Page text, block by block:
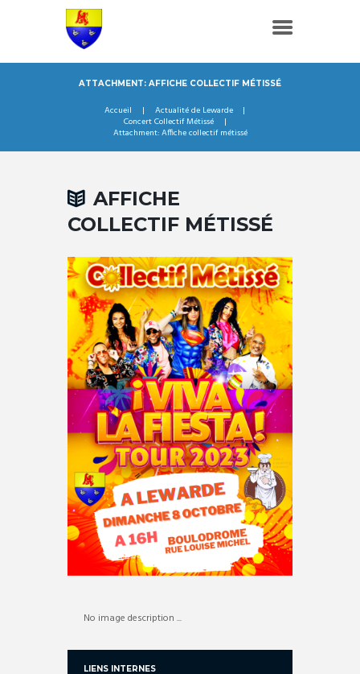
ATTACHMENT: AFFICHE COLLECTIF MÉTISSÉ
Accueil
Actualité de Lewarde
Concert Collectif Métissé
Attachment: Affiche collectif métissé
AFFICHE
COLLECTIF MÉTISSÉ
No image description ...
LIENS INTERNES